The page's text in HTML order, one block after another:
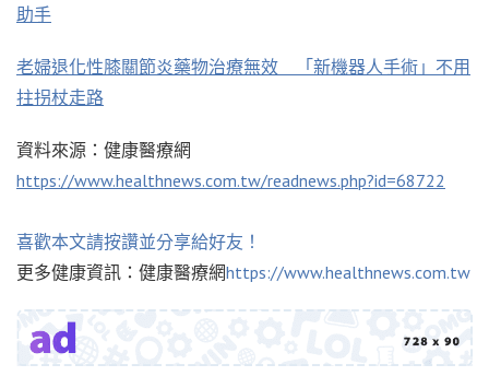
助手
老婦退化性膝關節炎藥物治療無效 「新機器人手術」不用
拄拐杖走路
資料來源：健康醫療網
https://www.healthnews.com.tw/readnews.php?id=68722
喜歡本文請按讚並分享給好友！
更多健康資訊：健康醫療網https://www.healthnews.com.tw